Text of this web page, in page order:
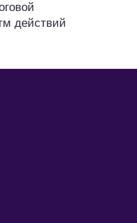
действий